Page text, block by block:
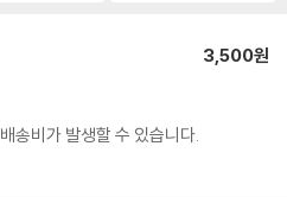
3,500원
송비가 발생할 수 있습니다.